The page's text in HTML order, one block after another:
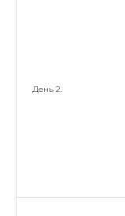
День 2.